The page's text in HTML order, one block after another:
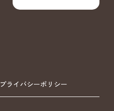
プライバシーポリシー